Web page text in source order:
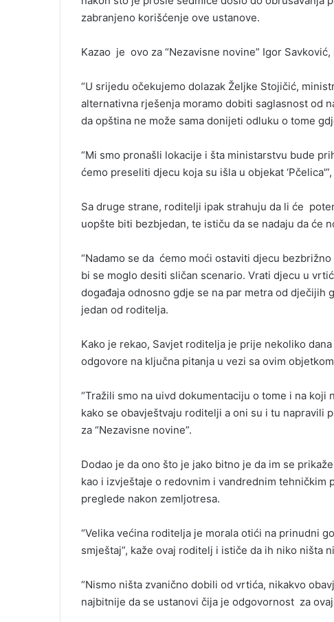
a
l
zabranjeno korišćenje ove ustanove.
Kazao je ovo za “Nezavisne novine” Igor
“U srijedu očekujemo dolazak Željke Stojičić,
alternativna rješenja moramo dobiti saglasnost od
da opština ne može sama donijeti odluku o tome
“Mi smo pronašli lokacije i šta ministarstvu bude
ćemo preseliti djecu koja su išla u objekat
Sa druge strane, roditelji ipak strahuju da li će
uopšte biti bezbjedan, te ističu da se nadaju da će
“Nadamo se da ćemo moći ostaviti djecu
bi se moglo desiti sličan scenario. Vrati djecu u
događaja odnosno gdje se na par metra od dječijih
jedan od roditelja.
Kako je rekao, Savjet roditelja je prije nekoliko
odgovore na ključna pitanja u vezi sa ovim
“Tražili smo na uivd dokumentaciju o tome i na
kako se obavještvaju roditelji a oni su i tu napravili
za “Nezavisne novine”.
Dodao je da ono što je jako bitno je da im se
kao i izvještaje o redovnim i vandrednim tehničkim
preglede nakon zemljotresa.
“Velika većina roditelja je morala otići na prinudni
smještaj”, kaže ovaj roditelj i ističe da ih niko ništa
“Nismo ništa zvanično dobili od vrtića, nikakvo
najbitnije da se ustanovi čija je odgovornost za